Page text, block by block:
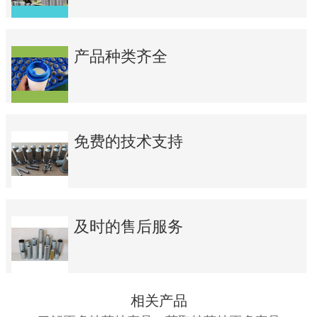
产品种类齐全
免费的技术支持
及时的售后服务
相关产品